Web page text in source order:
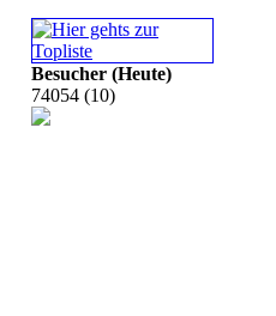
Besucher (Heute)
74054 (10)